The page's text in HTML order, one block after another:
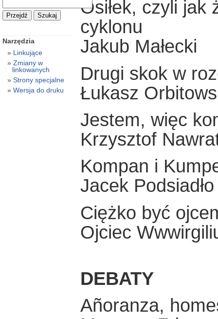
Osiłek, czyli jak
cyklonu
Jakub Małecki
Drugi skok w
Łukasz
Jestem, więc
Krzysztof
Kompan i
Jacek Podsiadło
Ciężko być
Ojciec
DEBATY
Añoranza,
Narzędzia
Linkujące
Zmiany w
linkowanych
Strony specjalne
Wersja do druku